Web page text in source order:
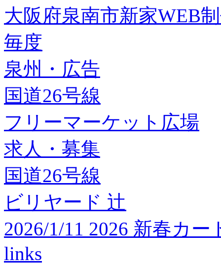
大阪府泉南市新家WEB
毎度
泉州・広告
国道26号線
フリーマーケット広場
求人・募集
国道26号線
ビリヤード 辻
2026/1/11 2026 新春カ
links